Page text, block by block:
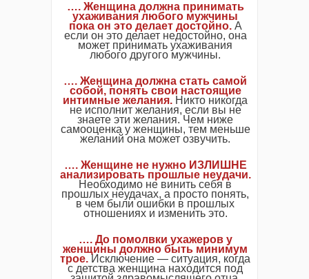
…. Женщина должна принимать
ухаживания любого мужчины
пока он это делает достойно. А
если он это делает недостойно, она
может принимать ухаживания
любого другого мужчины.
…. Женщина должна стать самой
собой, понять свои настоящие
интимные желания. Никто никогда
не исполнит желания, если вы не
знаете эти желания. Чем ниже
самооценка у женщины, тем меньше
желаний она может озвучить.
…. Женщине не нужно ИЗЛИШНЕ
анализировать прошлые неудачи.
Необходимо не винить себя в
прошлых неудачах, а просто понять,
в чем были ошибки в прошлых
отношениях и изменить это.
…. До помолвки ухажеров у
женщины должно быть минимум
трое. Исключение — ситуация, когда
с детства женщина находится под